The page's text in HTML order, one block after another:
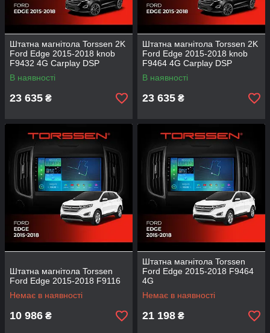
Штатна магнітола Torssen 2K
Ford Edge 2015-2018 knob
F9432 4G Carplay DSP
В наявності
23 635 ₴
Штатна магнітола Torssen 2K
Ford Edge 2015-2018 knob
F9464 4G Carplay DSP
В наявності
23 635 ₴
Штатна магнітола Torssen
Ford Edge 2015-2018 F9116
Немає в наявності
10 986 ₴
Штатна магнітола Torssen
Ford Edge 2015-2018 F9464
4G
Немає в наявності
21 198 ₴